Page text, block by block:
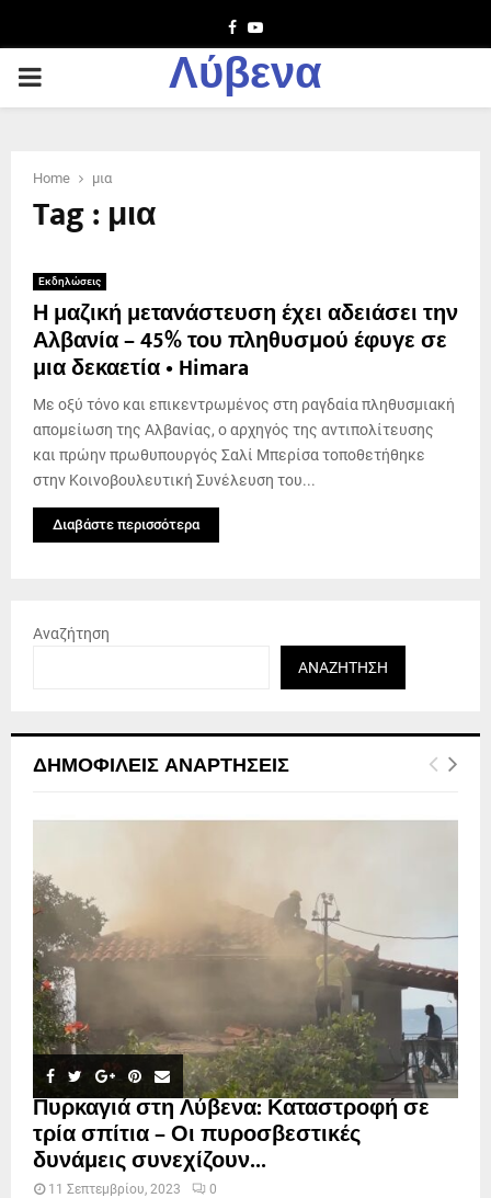
Facebook
Youtube
PRIMARY
Λύβενα
Home μια
Tag : μια
Εκδηλώσεις
Η μαζική μετανάστευση έχει αδειάσει την
Αλβανία – 45% του πληθυσμού έφυγε σε
μια δεκαετία • Himara
Με οξύ τόνο και επικεντρωμένος στη ραγδαία πληθυσμιακή
απομείωση της Αλβανίας, ο αρχηγός της αντιπολίτευσης
και πρώην πρωθυπουργός Σαλί Μπερίσα τοποθετήθηκε
στην Κοινοβουλευτική Συνέλευση του...
Διαβάστε περισσότερα
Αναζήτηση
ΑΝΑΖΉΤΗΣΗ
ΔΗΜΟΦΙΛΕΊΣ ΑΝΑΡΤΉΣΕΙΣ
Πυρκαγιά στη Λύβενα: Καταστροφή σε
τρία σπίτια – Οι πυροσβεστικές
δυνάμεις συνεχίζουν...
11 Σεπτεμβρίου, 2023 0